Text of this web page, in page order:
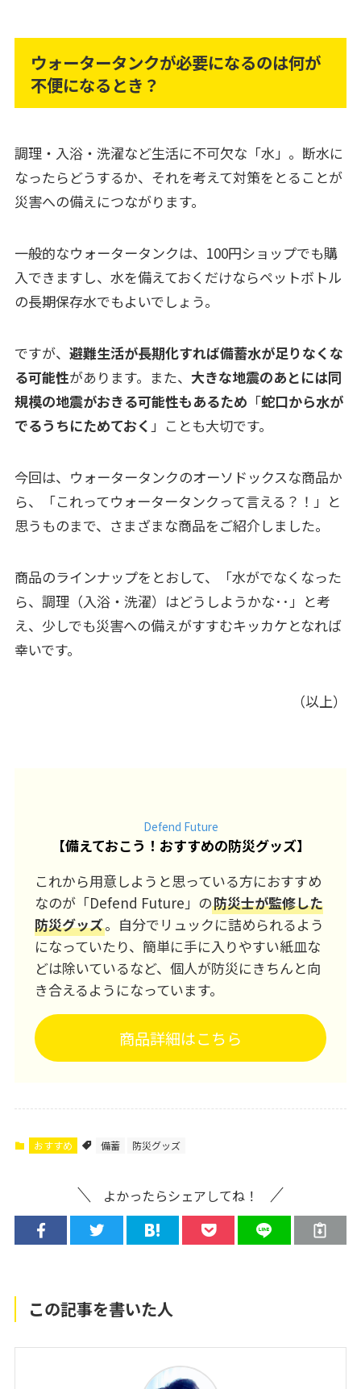
ウォータータンクが必要になるのは何が
不便になるとき？
調理・入浴・洗濯など生活に不可欠な「水」。断水に
なったらどうするか、それを考えて対策をとることが
災害への備えにつながります。
一般的なウォータータンクは、100円ショップでも購
入できますし、水を備えておくだけならペットボトル
の長期保存水でもよいでしょう。
ですが、 避難生活が長期化すれば備蓄水が足りなくな
る可能性があります。また、 大きな地震のあとには同
規模の地震がおきる可能性もあるため 「蛇口から水が
でるうちにためておく 」ことも大切です。
今回は、ウォータータンクのオーソドックスな商品か
ら、「これってウォータータンクって言える？！」と
思うものまで、さまざまな商品をご紹介しました。
商品のラインナップをとおして、「水がでなくなった
ら、調理（入浴・洗濯）はどうしようかな･･」と考
え、少しでも災害への備えがすすむキッカケとなれば
幸いです。
（以上）
Defend Future
【備えておこう！おすすめの防災グッズ】
これから用意しようと思っている方におすすめ
なのが「Defend Future」の防災士が監修した
防災グッズ。自分でリュックに詰められるよう
になっていたり、簡単に手に入りやすい紙皿な
どは除いているなど、個人が防災にきちんと向
き合えるようになっています。
商品詳細はこちら
おすすめ 備蓄 防災グッズ
よかったらシェアしてね！
この記事を書いた人